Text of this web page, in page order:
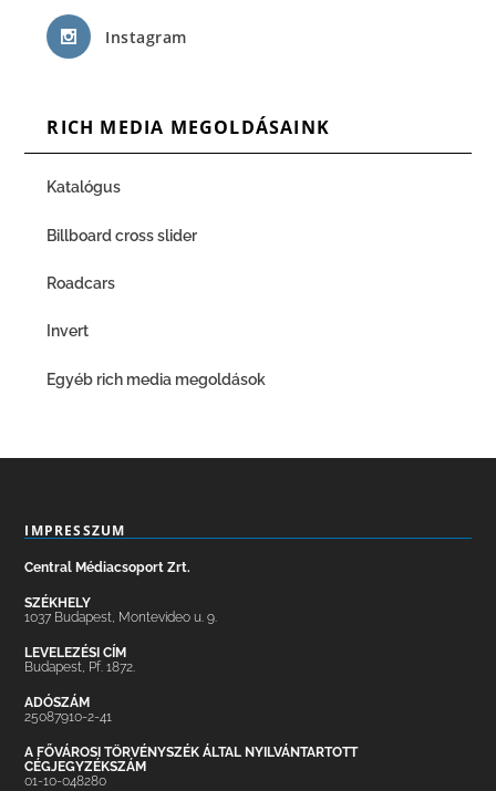
Instagram
RICH MEDIA MEGOLDÁSAINK
Katalógus
Billboard cross slider
Roadcars
Invert
Egyéb rich media megoldások
IMPRESSZUM
Central Médiacsoport Zrt.
SZÉKHELY
1037 Budapest, Montevideo u. 9.
LEVELEZÉSI CÍM
Budapest, Pf. 1872.
ADÓSZÁM
25087910-2-41
A FŐVÁROSI TÖRVÉNYSZÉK ÁLTAL NYILVÁNTARTOTT
CÉGJEGYZÉKSZÁM
01-10-048280